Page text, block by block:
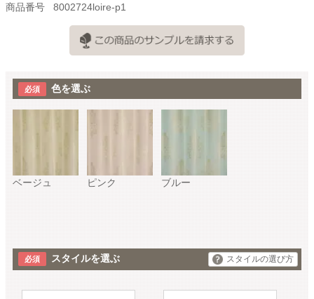
商品番号 8002724loire-p1
色を選ぶ
ベージュ ピンク ブルー
スタイルを選ぶ スタイルの選び方